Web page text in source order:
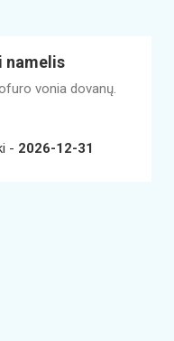
namelis
vonia dovanų.
- 2026-12-31